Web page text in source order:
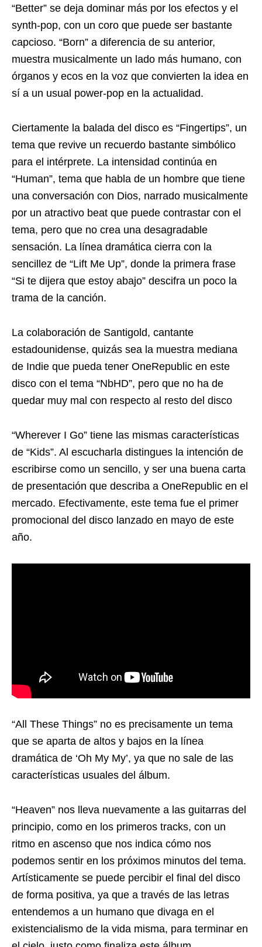
“Better” se deja dominar más por los efectos y el
synth-pop, con un coro que puede ser bastante
capcioso. “Born” a diferencia de su anterior,
muestra musicalmente un lado más humano, con
órganos y ecos en la voz que convierten la idea en
sí a un usual power-pop en la actualidad.
Ciertamente la balada del disco es “Fingertips”, un
tema que revive un recuerdo bastante simbólico
para el intérprete. La intensidad continúa en
“Human”, tema que habla de un hombre que tiene
una conversación con Dios, narrado musicalmente
por un atractivo beat que puede contrastar con el
tema, pero que no crea una desagradable
sensación. La línea dramática cierra con la
sencillez de “Lift Me Up”, donde la primera frase
“Si te dijera que estoy abajo” descifra un poco la
trama de la canción.
La colaboración de Santigold, cantante
estadounidense, quizás sea la muestra mediana
de Indie que pueda tener OneRepublic en este
disco con el tema “NbHD”, pero que no ha de
quedar muy mal con respecto al resto del disco
“Wherever I Go” tiene las mismas características
de “Kids”. Al escucharla distingues la intención de
escribirse como un sencillo, y ser una buena carta
de presentación que describa a OneRepublic en el
mercado. Efectivamente, este tema fue el primer
promocional del disco lanzado en mayo de este
año.
“All These Things” no es precisamente un tema
que se aparta de altos y bajos en la línea
dramática de ‘Oh My My’, ya que no sale de las
características usuales del álbum.
“Heaven” nos lleva nuevamente a las guitarras del
principio, como en los primeros tracks, con un
ritmo en ascenso que nos indica cómo nos
podemos sentir en los próximos minutos del tema.
Artísticamente se puede percibir el final del disco
de forma positiva, ya que a través de las letras
entendemos a un humano que divaga en el
existencialismo de la vida misma, para terminar en